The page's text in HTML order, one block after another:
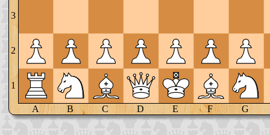
3
2
1
A B C D E F G